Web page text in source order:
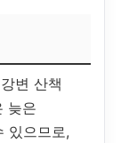
변 산책
늦은
있으므로,